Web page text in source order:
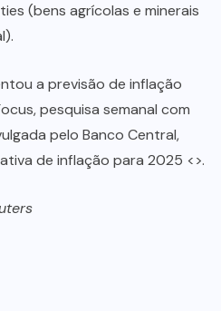
(bens agrícolas e minerais
a previsão de inflação
pesquisa semanal com
pelo Banco Central,
de inflação para 2025 <>.